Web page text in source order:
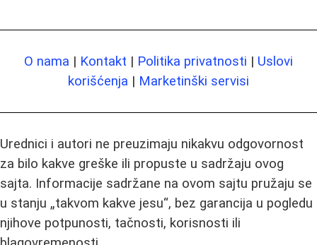
O nama | Kontakt | Politika privatnosti | Uslovi
korišćenja | Marketinški servisi
Urednici i autori ne preuzimaju nikakvu odgovornost
za bilo kakve greške ili propuste u sadržaju ovog
sajta. Informacije sadržane na ovom sajtu pružaju se
u stanju „takvom kakve jesu“, bez garancija u pogledu
njihove potpunosti, tačnosti, korisnosti ili